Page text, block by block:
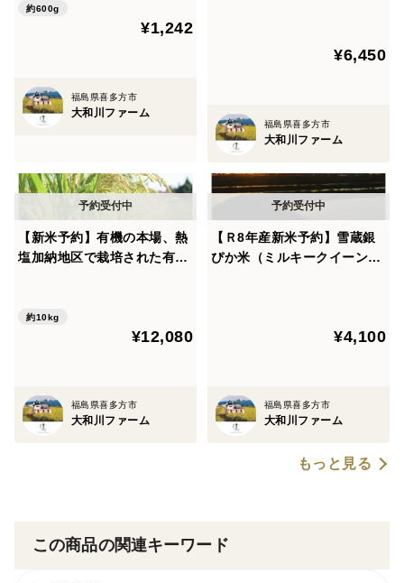
約600g
¥1,242
福島県喜多方市
大和川ファーム
¥6,450
福島県喜多方市
大和川ファーム
【新米予約】有機の本場、熱
塩加納地区で栽培された有機
約10kg
¥12,080
福島県喜多方市
大和川ファーム
【Ｒ8年産新米予約】雪蔵銀
ぴか米（ミルキークイーン）
¥4,100
福島県喜多方市
大和川ファーム
もっと見る
この商品の関連キーワード